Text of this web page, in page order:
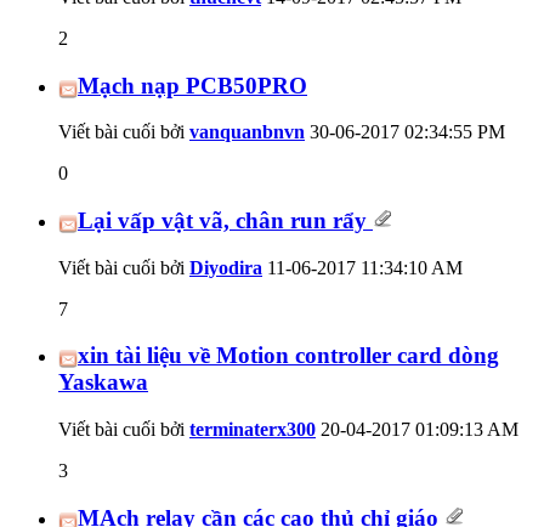
2
Mạch nạp PCB50PRO
Viết bài cuối bởi vanquanbnvn 30-06-2017 02:34:55 PM
0
Lại vấp vật vã, chân run rẩy
Viết bài cuối bởi Diyodira 11-06-2017 11:34:10 AM
7
xin tài liệu về Motion controller card dòng
Yaskawa
Viết bài cuối bởi terminaterx300 20-04-2017 01:09:13 AM
3
MẠch relay cần các cao thủ chỉ giáo